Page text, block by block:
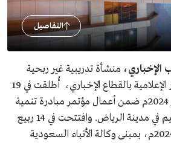
التفاصيل
الإخباري، منشأة تدريبية غير ربحية
مختصة في تطوير الكوادر الإعلامية بالقطاع الإخباري، أُطلقت في 19
شعبان 1445 هـ/29 فبراير 2024م ضمن أعمال مؤتمر مبادرة تنمية
القدرات البشرية الذي أقيم في مدينة الرياض. وافتتحت في 14 ربيع
الآخر 1446 هـ/17 أكتوبر 2024م، بمبنى وكالة الأنباء السعودية